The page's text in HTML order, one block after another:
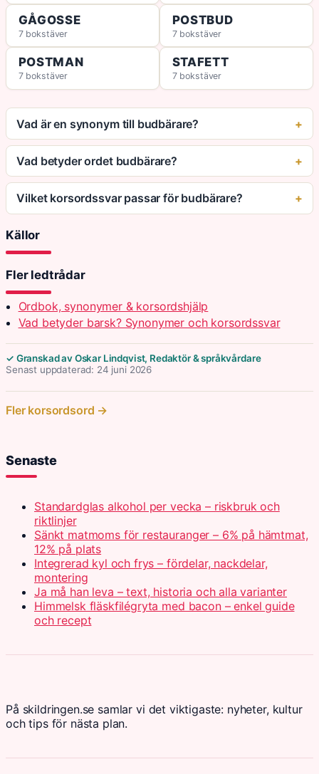
GÅGOSSE
7 bokstäver
POSTBUD
7 bokstäver
POSTMAN
7 bokstäver
STAFETT
7 bokstäver
Vad är en synonym till budbärare?
Vad betyder ordet budbärare?
Vilket korsordssvar passar för budbärare?
Källor
Fler ledtrådar
Ordbok, synonymer & korsordshjälp
Vad betyder barsk? Synonymer och korsordssvar
✓ Granskad av Oskar Lindqvist, Redaktör & språkvårdare
Senast uppdaterad: 24 juni 2026
Fler korsordsord →
Senaste
Standardglas alkohol per vecka – riskbruk och
riktlinjer
Sänkt matmoms för restauranger – 6% på hämtmat,
12% på plats
Integrerad kyl och frys – fördelar, nackdelar,
montering
Ja må han leva – text, historia och alla varianter
Himmelsk fläskfilégryta med bacon – enkel guide
och recept
På skildringen.se samlar vi det viktigaste: nyheter, kultur
och tips för nästa plan.